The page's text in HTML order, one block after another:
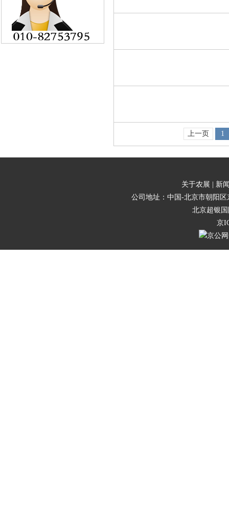
上一页 1
关于农展 |
新
公司地址：中国-北京市朝阳区
北京超银
京
京公网